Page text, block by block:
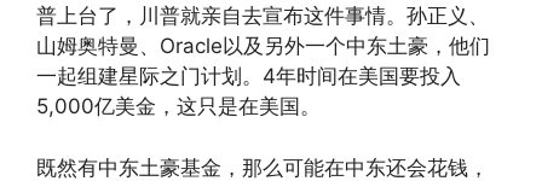
普上台了，川普就亲自去宣布这件事情。孙正义、
山姆奥特曼、Oracle以及另外一个中东土豪，他们
一起组建星际之门计划。4年时间在美国要投入
5,000亿美金，这只是在美国。
既然有中东土豪基金，那么可能在中东还会花钱，